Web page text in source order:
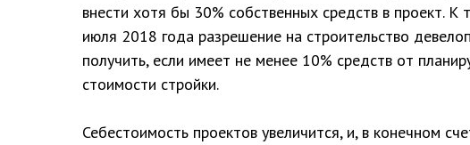
внести хотя бы 30% собственных средств в проект. К
июля 2018 года разрешение на строительство
получить, если имеет не менее 10% средств от
стоимости стройки.
Себестоимость проектов увеличится, и, в конечном